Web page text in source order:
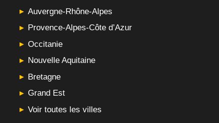
Auvergne-Rhône-Alpes
Provence-Alpes-Côte d’Azur
Occitanie
Nouvelle Aquitaine
Bretagne
Grand Est
Voir toutes les villes